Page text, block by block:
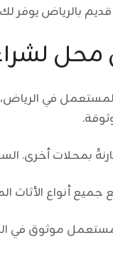
قديم بالرياضيوفر
في
بمحلات
أنواع الأثاث
مستعمل موثوق